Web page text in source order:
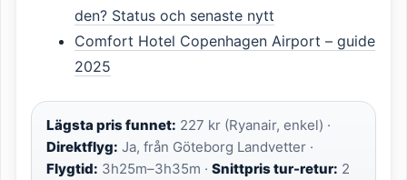
den? Status och senaste nytt
Comfort Hotel Copenhagen Airport – guide
2025
Lägsta pris funnet: 227 kr (Ryanair, enkel) ·
Direktflyg: Ja, från Göteborg Landvetter ·
Flygtid: 3h25m–3h35m · Snittpris tur-retur: 2